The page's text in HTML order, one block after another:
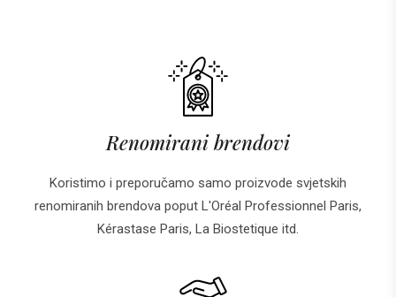
Renomirani brendovi
Koristimo i preporučamo samo proizvode svjetskih
renomiranih brendova poput L'Oréal Professionnel Paris,
Kérastase Paris, La Biostetique itd.